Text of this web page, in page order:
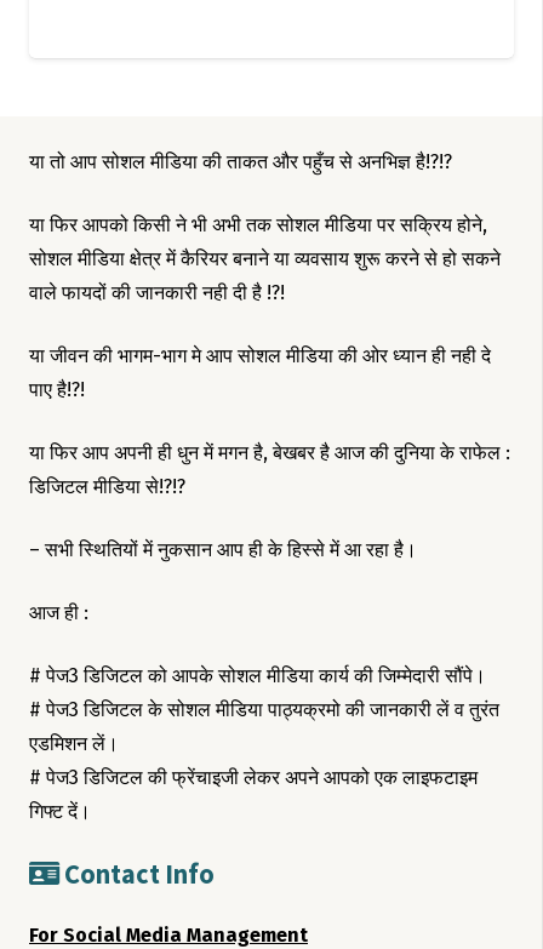
या तो आप सोशल मीडिया की ताकत और पहुँच से अनभिज्ञ है!?!?
या फिर आपको किसी ने भी अभी तक सोशल मीडिया पर सक्रिय होने,
सोशल मीडिया क्षेत्र में कैरियर बनाने या व्यवसाय शुरू करने से हो सकने
वाले फायदों की जानकारी नही दी है !?!
या जीवन की भागम-भाग मे आप सोशल मीडिया की ओर ध्यान ही नही दे
पाए है!?!
या फिर आप अपनी ही धुन में मगन है, बेखबर है आज की दुनिया के राफेल :
डिजिटल मीडिया से!?!?
– सभी स्थितियों में नुकसान आप ही के हिस्से में आ रहा है।
आज ही :
# पेज3 डिजिटल को आपके सोशल मीडिया कार्य की जिम्मेदारी सौंपे।
# पेज3 डिजिटल के सोशल मीडिया पाठ्यक्रमो की जानकारी लें व तुरंत
एडमिशन लें।
# पेज3 डिजिटल की फ्रेंचाइजी लेकर अपने आपको एक लाइफटाइम
गिफ्ट दें।
Contact Info
For Social Media Management